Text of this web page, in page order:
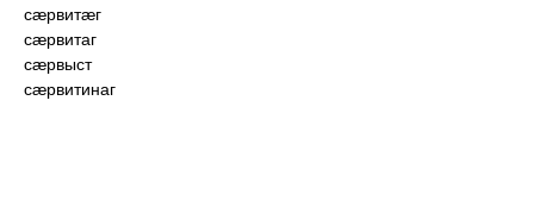
сæрвитæг
сæрвитаг
сæрвыст
сæрвитинаг